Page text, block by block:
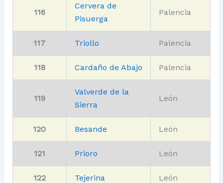
116
Cervera de
Pisuerga
Palencia
117 Triollo Palencia
118 Cardaño de Abajo Palencia
119
Valverde de la
Sierra
León
120 Besande León
121 Prioro León
122 Tejerina León